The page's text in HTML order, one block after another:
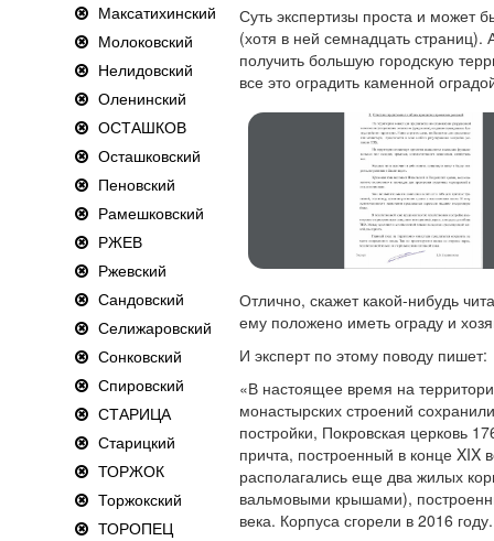
Максатихинский
Молоковский
Нелидовский
Оленинский
ОСТАШКОВ
Осташковский
Пеновский
Рамешковский
РЖЕВ
Ржевский
Сандовский
Селижаровский
Сонковский
Спировский
СТАРИЦА
Старицкий
ТОРЖОК
Торжокский
ТОРОПЕЦ
Суть экспертизы проста и может
(хотя в ней семнадцать
получить большую городскую
все это оградить каменной
Отлично, скажет какой-нибудь
ему положено иметь ограду и
И эксперт по этому поводу пишет:
«В настоящее время на
монастырских строений
постройки, Покровская церковь
причта, построенный в конце XIX
располагались еще два жилых
вальмовыми крышами),
века. Корпуса сгорели в 2016 году.